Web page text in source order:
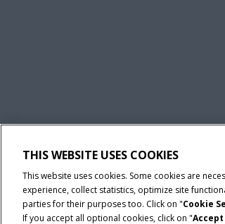
Regulamin Informacje na temat ochrony
© 2026 CNH Industrial America LLC. All Rights
THIS WEBSITE USES COOKIES
This website uses cookies. Some cookies are
experience, collect statistics, optimize site
parties for their purposes too. Click on "Cookie
If you accept all optional cookies, click on "Accept